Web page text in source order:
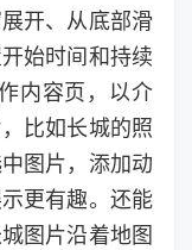
开、从底部滑
始时间和持续
内容页，以介
比如长城的照
图片，添加动
更有趣。还能
图片沿着地图